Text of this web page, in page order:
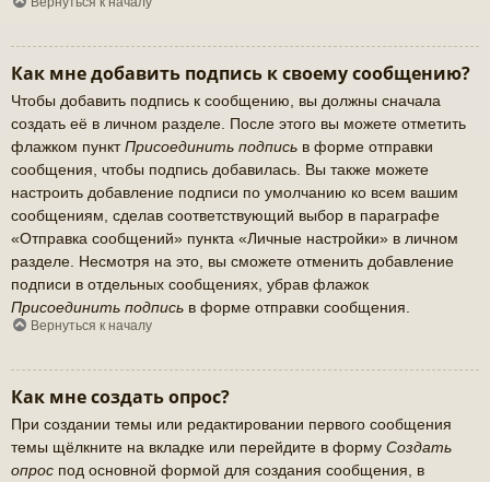
Как мне добавить подпись к своему сообщению?
Чтобы добавить подпись к сообщению, вы должны сначала
создать её в личном разделе. После этого вы можете отметить
флажком пунктПрисоединить подпись в форме отправки
сообщения, чтобы подпись добавилась. Вы также можете
настроить добавление подписи по умолчанию ко всем вашим
сообщениям, сделав соответствующий выбор в параграфе
«Отправка сообщений» пункта «Личные настройки» в личном
разделе. Несмотря на это, вы сможете отменить добавление
подписи в отдельных сообщениях, убрав флажок
Присоединить подпись в форме отправки сообщения.
Вернуться к началу
Как мне создать опрос?
При создании темы или редактировании первого сообщения
темы щёлкните на вкладке или перейдите в форму Создать
опрос под основной формой для создания сообщения, в